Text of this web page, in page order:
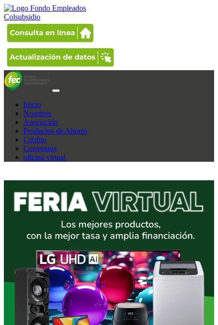
Inicio
Nosotros
Asociación
Productos de Ahorro
Crédito
Convenios
oficina virtual